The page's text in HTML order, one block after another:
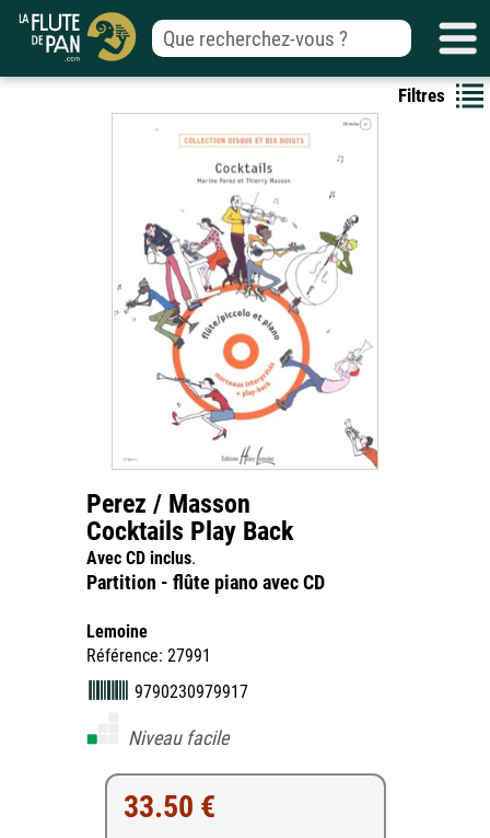
Filtres
Perez / Masson
Cocktails Play Back
Avec CD inclus.
Partition - flûte piano avec CD
Lemoine
Référence: 27991
9790230979917
Niveau facile
33.50 €